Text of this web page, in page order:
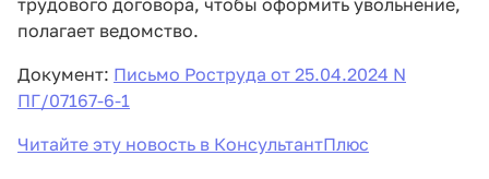
трудового договора, чтобы оформить увольнение,
полагает ведомство.
Документ: Письмо Роструда от 25.04.2024 N
ПГ/07167-6-1
Читайте эту новость в КонсультантПлюс